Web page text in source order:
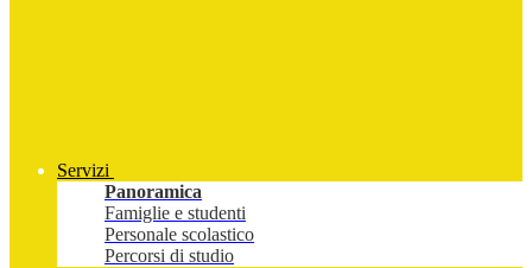
Servizi
Panoramica
Famiglie e studenti
Personale scolastico
Percorsi di studio